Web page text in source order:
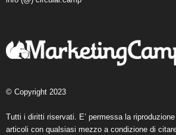
© Copyright 2023
Tutti i diritti riservati. E’ permessa la
articoli con qualsiasi mezzo a condizione di